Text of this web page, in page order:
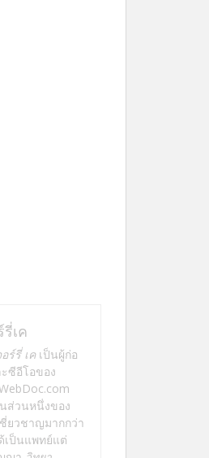
รี่เค
ร์รี่ เคเป็นผู้ก่อ
ซีอีโอของ
ส่วนหนึ่งของ
ยวชาญมากกว่า
เป็นแพทย์แต่